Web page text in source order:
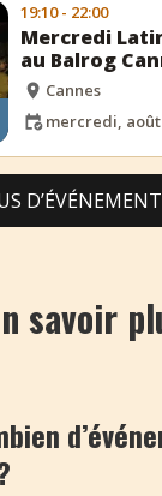
19:10 - 22:00
Mercredi
au Balrog
Cannes
mercredi, août
savoir